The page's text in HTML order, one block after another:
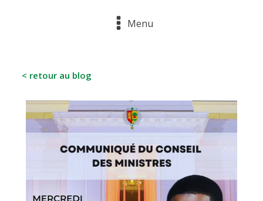
Menu
< retour au blog